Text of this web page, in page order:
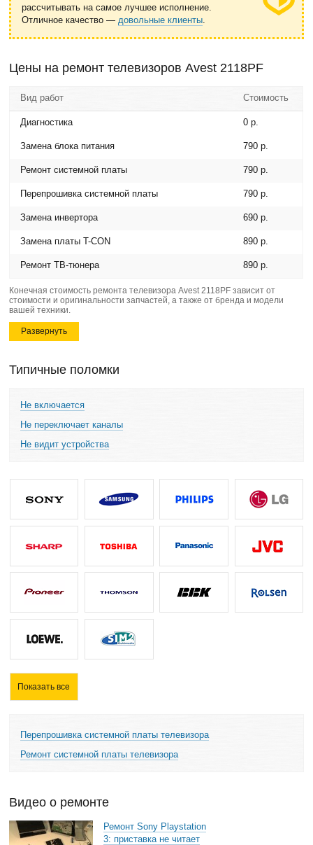
рассчитывать на самое лучшее исполнение.
Отличное качество —довольные клиенты.
Цены на ремонт телевизоров Avest 2118PF
Вид работ Стоимость
Диагностика 0 р.
Замена блока питания 790 р.
Ремонт системной платы 790 р.
Перепрошивка системной платы 790 р.
Замена инвертора 690 р.
Замена платы T-CON 890 р.
Ремонт ТВ-тюнера 890 р.
Конечная стоимость ремонта телевизора Avest 2118PF зависит от
стоимости и оригинальности запчастей, а также от бренда и модели
вашей техники.
Развернуть
Типичные поломки
Не включается
Не переключает каналы
Не видит устройства
Показать все
Перепрошивка системной платы телевизора
Ремонт системной платы телевизора
Видео о ремонте
Ремонт Sony Playstation
3: приставка не читает